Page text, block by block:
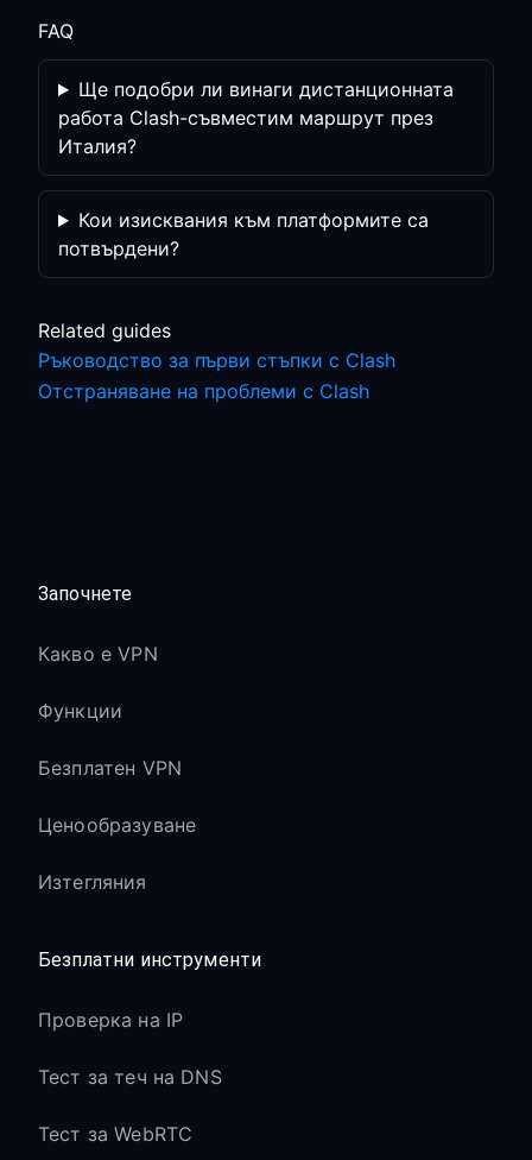
FAQ
Ще подобри ли винаги дистанционната
работа Clash-съвместим маршрут през
Италия?
Кои изисквания към платформите са
потвърдени?
Related guides
Ръководство за първи стъпки с Clash
Отстраняване на проблеми с Clash
Започнете
Какво е VPN
Функции
Безплатен VPN
Ценообразуване
Изтегляния
Безплатни инструменти
Проверка на IP
Тест за теч на DNS
Тест за WebRTC